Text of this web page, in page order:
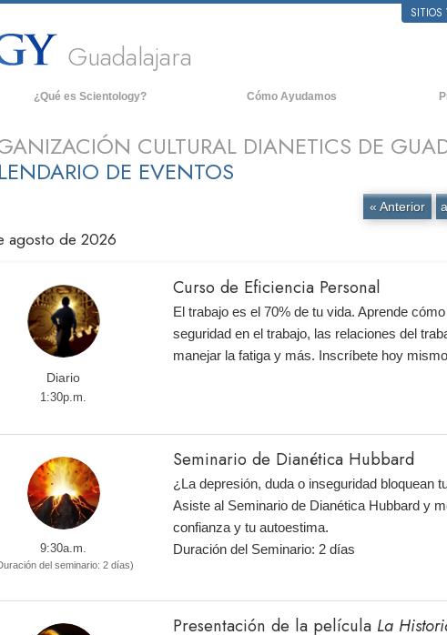
SITIOS
Guadalajara
¿Qué es Scientology?
y Prácticas
y Códigos de Scientology
a un Scientologist
Principios Básicos de Scientology
Introducción a Dianética
Cómo Ayudamos
Dentro
La
CULTURAL DIANETICS DE
DE EVENTOS
« Anterior
agosto de 2026
Diario
1:30p.m.
Curso de Eficiencia Personal
El trabajo es el 70% de tu vida. Aprende
seguridad en el trabajo, las relaciones del
manejar la fatiga y más. Inscríbete hoy
9:30a.m.
del seminario: 2 días)
Seminario de Dianética Hubbard
¿La depresión, duda o inseguridad bloquean
Asiste al Seminario de Dianética Hubbard y
confianza y tu autoestima.
Duración del Seminario: 2 días
Presentación de la película La